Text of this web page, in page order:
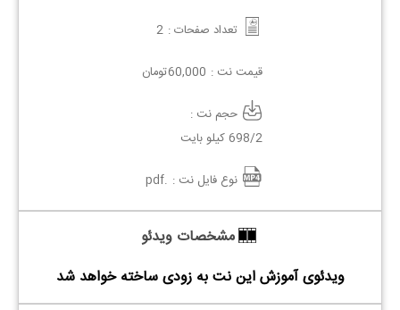
تعداد صفحات : 2
قیمت نت : 60,000تومان
حجم نت :
698/2 کیلو بایت
نوع فایل نت : .pdf
مشخصات ویدئو
ویدئوی آموزش این نت به زودی ساخته خواهد شد